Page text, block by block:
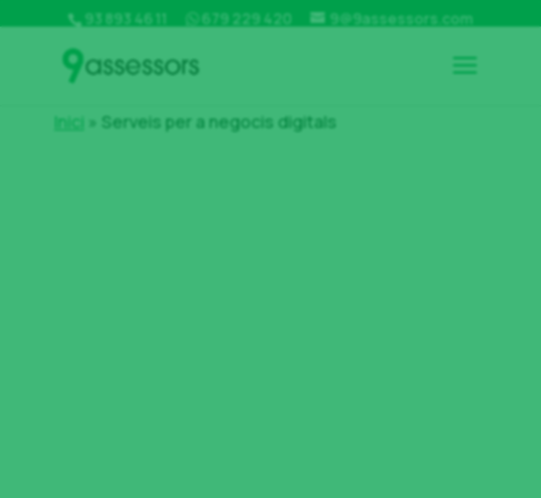
93 893 46 11 679 229 420 9@9assessors.com
Inici » Serveis per a negocis digitals